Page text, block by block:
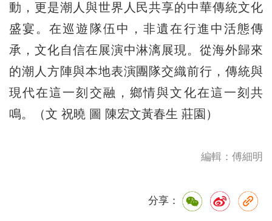
動，更是潮人與世界人民共享的中華傳統文化
盛宴。在巡遊隊伍中，非遺在行進中活態傳
承，文化自信在展演中淋漓展現。從海外歸來
的潮人方陣與本地表演團隊交織前行，傳統與
現代在這一刻交融，鄉情與文化在這一刻共
鳴。（文 祝曉 圖 陳宏文黃春生 莊園）
編輯：傅細明
分享：